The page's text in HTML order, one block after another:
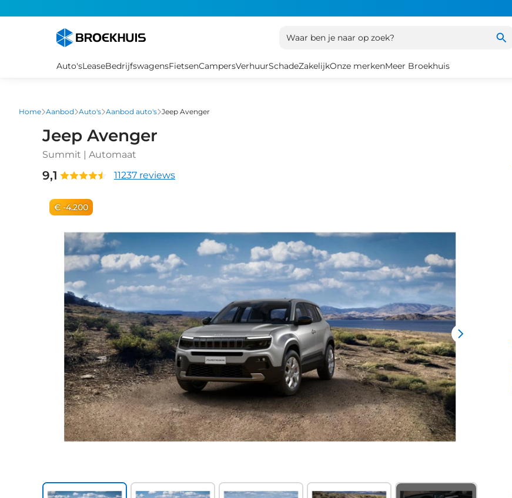
Waar ben je naar op zoek?
Auto'sLeaseBedrijfswagensFietsenCampersVerhuurSchadeZakelijkOnze merkenMeer Broekhuis
Home Aanbod Auto's Aanbod auto's Jeep Avenger
Jeep Avenger
Summit | Automaat
9,1 11237 reviews
€ -4.200